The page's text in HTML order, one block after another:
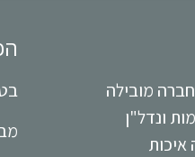
הינה חברה מובילה
ונדל"ן
איכות